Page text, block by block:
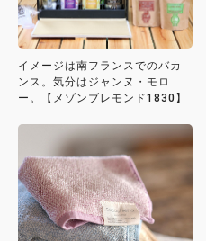
イメージは南フランスでのバカ
ンス。気分はジャンヌ・モロ
ー。【メゾンブレモンド1830】